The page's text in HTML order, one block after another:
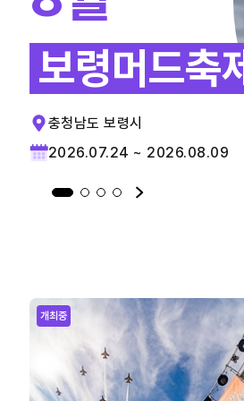
보령머드축
충청남도 보령시
2026.07.24 ~ 2026.08.09
개최중